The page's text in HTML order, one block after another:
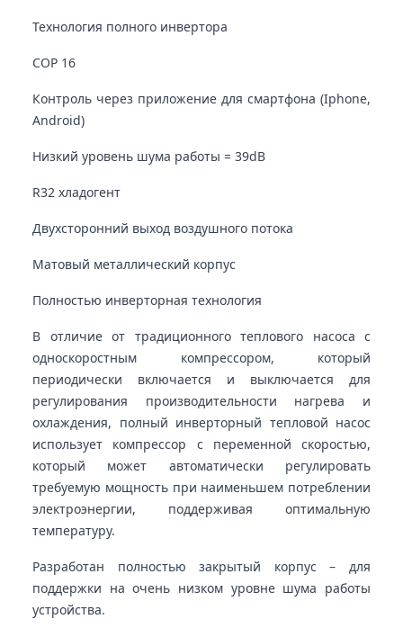
Технология полного инвертора
COP 16
Контроль через приложение для смартфона (Iphone,
Android)
Низкий уровень шума работы = 39dB
R32 хладогент
Двухсторонний выход воздушного потока
Матовый металлический корпус
Полностью инверторная технология
В отличие от традиционного теплового насоса с
односкоростным компрессором, который
периодически включается и выключается для
регулирования производительности нагрева и
охлаждения, полный инверторный тепловой насос
использует компрессор с переменной скоростью,
который может автоматически регулировать
требуемую мощность при наименьшем потреблении
электроэнергии, поддерживая оптимальную
температуру.
Разработан полностью закрытый корпус – для
поддержки на очень низком уровне шума работы
устройства.